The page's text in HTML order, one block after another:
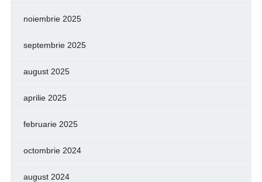
noiembrie 2025
septembrie 2025
august 2025
aprilie 2025
februarie 2025
octombrie 2024
august 2024